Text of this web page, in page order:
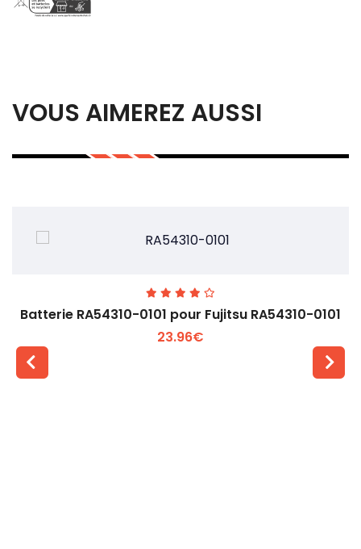
VOUS AIMEREZ AUSSI
Batterie RA54310-0101 pour Fujitsu RA54310-0101
23.96€